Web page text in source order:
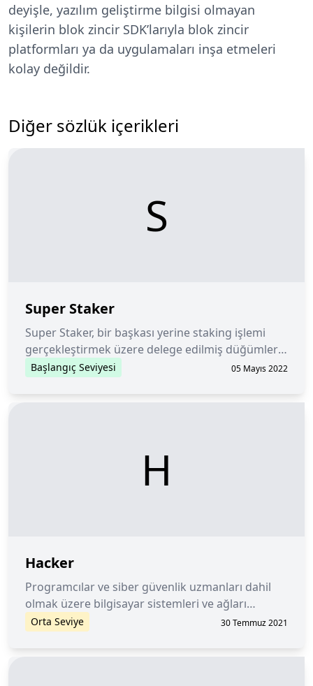
deyişle, yazılım geliştirme bilgisi olmayan
kişilerin blok zincir SDK’larıyla blok zincir
platformları ya da uygulamaları inşa etmeleri
kolay değildir.
Diğer sözlük içerikleri
S
Super Staker
Super Staker, bir başkası yerine staking işlemi
gerçekleştirmek üzere delege edilmiş düğümleri
ifade eder.
Başlangıç Seviyesi 05 Mayıs 2022
H
Hacker
Programcılar ve siber güvenlik uzmanları dahil
olmak üzere bilgisayar sistemleri ve ağları
hakkında ileri düzeyde bilgi sahibi olan bir kişi.
Orta Seviye 30 Temmuz 2021